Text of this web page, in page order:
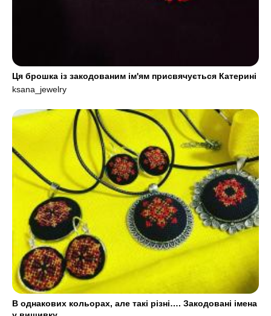
Ця брошка із закодованим ім'ям присвячується Катерині
ksana_jewelry
В однакових кольорах, але такі різні…. Закодовані імена